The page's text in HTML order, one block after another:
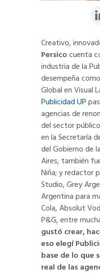
Creativo,
Persicocuenta
industria de la
desempeña
Global en Visual
Publicidad UP
agencias de
del sector
en la Secretaría
del Gobierno de
Aires, también
Niña; y redactor
Studio, Grey
Argentina para
Cola, Absolut
P&G, entre
gustó crear,
eso elegí
base de lo que
real de las